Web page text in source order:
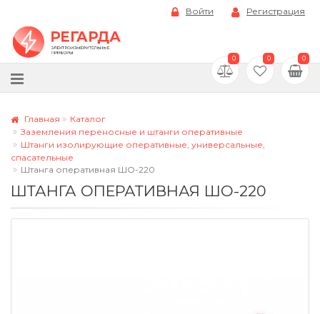
Войти Регистрация
0 0 0
Главная
Каталог
Заземления переносные и штанги оперативные
Штанги изолирующие оперативные, универсальные,
спасательные
Штанга оперативная ШО-220
ШТАНГА ОПЕРАТИВНАЯ ШО-220